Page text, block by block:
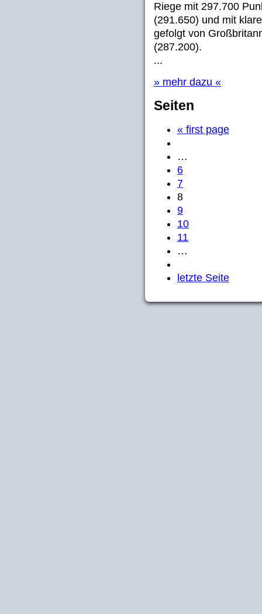
Riege mit 297.700
(291.650) und mit
gefolgt von
(287.200).
...
» mehr dazu «
Seiten
« first page
…
6
7
8
9
10
11
…
letzte Seite